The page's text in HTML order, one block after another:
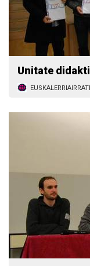
Unitate